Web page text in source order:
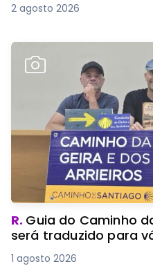
2 agosto 2026
R. Guia do Caminho
será traduzido para
1 agosto 2026